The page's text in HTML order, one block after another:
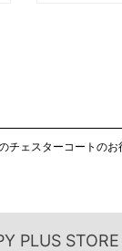
ェスターコートの
PLUS STORE